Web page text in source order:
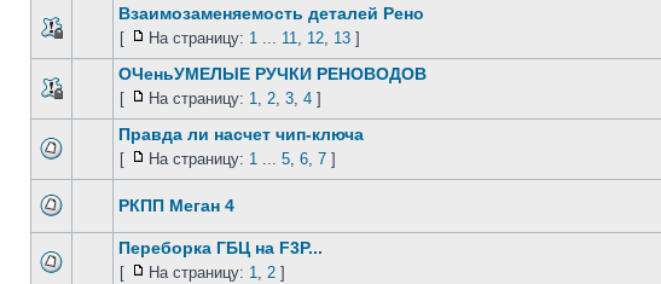
Взаимозаменяемость деталей Рено
[ На страницу: 1 ... 11, 12, 13 ]
ОЧеньУМЕЛЫЕ РУЧКИ РЕНОВОДОВ
[ На страницу: 1, 2, 3, 4 ]
Правда ли насчет чип-ключа
[ На страницу: 1 ... 5, 6, 7 ]
РКПП Меган 4
Переборка ГБЦ на F3P...
[ На страницу: 1, 2 ]